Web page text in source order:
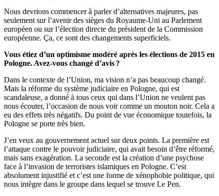
Nous devrions commencer à parler d’alternatives majeures, pas
seulement sur l’avenir des sièges du Royaume-Uni au Parlement
européen ou sur l’élection directe du président de la Commission
européenne. Ça, ce sont des changements superficiels.
Vous étiez d’un optimisme modéré après les élections de 2015 en
Pologne. Avez-vous changé d’avis ?
Dans le contexte de l’Union, ma vision n’a pas beaucoup changé.
Mais la réforme du système judiciaire en Pologne, qui est
scandaleuse, a donné à tous ceux qui dans l’Union ne veulent pas
nous écouter, l’occasion de nous voir comme un mouton noir. Cela a
eu des effets très négatifs. Du point de vue économique toutefois, la
Pologne se porte très bien.
J’en veux au gouvernement actuel sur deux points. La première est
l’attaque contre le pouvoir judiciaire, qui avait besoin d’être réformé,
mais sans exagération. La seconde est la création d’une psychose
face à l’invasion de terroristes islamiques en Pologne. C’est
absolument injustifié et c’est une forme de xénophobie politique, qui
nous intègre dans le groupe dans lequel se trouve Le Pen.